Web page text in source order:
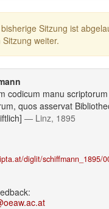
Sitzung ist
weiter.
codicum manu
quos asservat
— Linz, 1895
diglit/schiffmann_1895/